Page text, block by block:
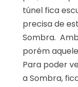
túnel fica
precisa de
Sombra.
porém
Para poder
a Sombra,